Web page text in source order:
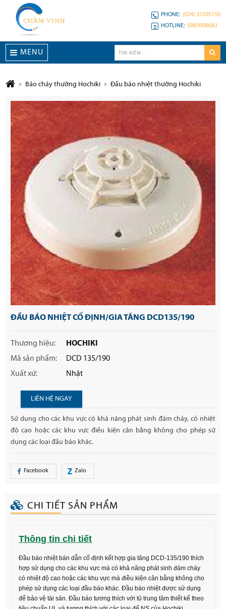
PHONE: (024) 35505150
HOTLINE: 0983008683
MENU
Báo cháy thường Hochiki Đầu báo nhiệt thường Hochiki
ĐẦU BÁO NHIỆT CỐ ĐỊNH/GIA TĂNG DCD135/190
Thương hiệu:
HOCHIKI
Mã sản phẩm:
DCD 135/190
Xuất xứ:
Nhật
LIÊN HỆ NGAY
Sử dụng cho các khu vực có khả năng phát sinh đám cháy, có nhiệt
độ cao hoặc các khu vực điều kiện cân bằng không cho phép sử
dụng các loại đầu báo khác.
Facebook Zalo
CHI TIẾT SẢN PHẨM
Thông tin chi tiết
Đầu báo nhiệt bán dẫn cố định kết hợp gia tăng DCD-135/190 thích
hợp sử dụng cho các khu vực mà có khả năng phát sinh đám cháy
có nhiệt độ cao hoặc các khu vực mà điều kiện cân bằng không cho
phép sử dụng các loại đầu báo khác. Đầu báo nhiệt được sử dụng
để bảo vệ tài sản. Đầu báo tương thích với tủ trung tâm thiết kế theo